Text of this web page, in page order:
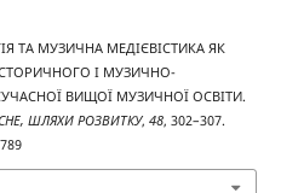
ТА МУЗИЧНА МЕДІЄВІСТИКА ЯК
І МУЗИЧНО-
ВИЩОЇ МУЗИЧНОЇ ОСВІТИ.
ШЛЯХИ РОЗВИТКУ, 48, 302–307.